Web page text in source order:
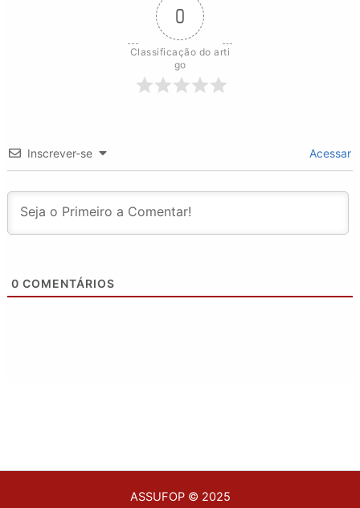
0
Classificação do arti
go
Inscrever-se Acessar
0 COMENTÁRIOS
ASSUFOP © 2025